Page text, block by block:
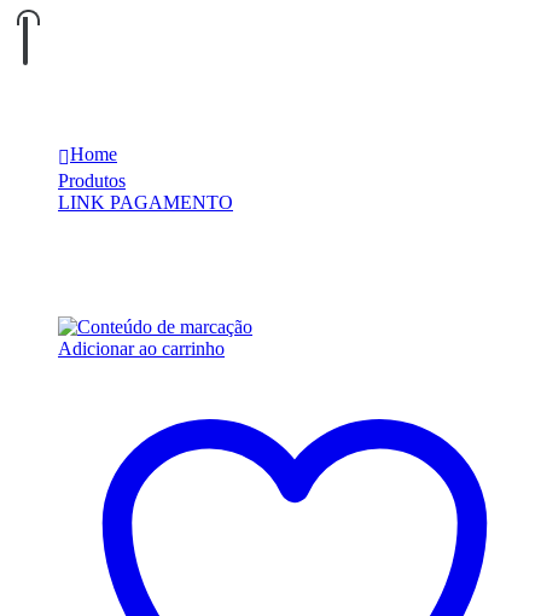
0
Home
Produtos
LINK PAGAMENTO
Adicionar ao carrinho